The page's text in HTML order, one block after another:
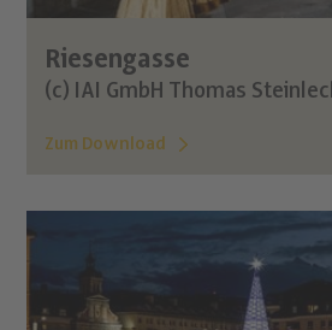
Riesengasse
(c) IAI GmbH Thomas
Zum Download